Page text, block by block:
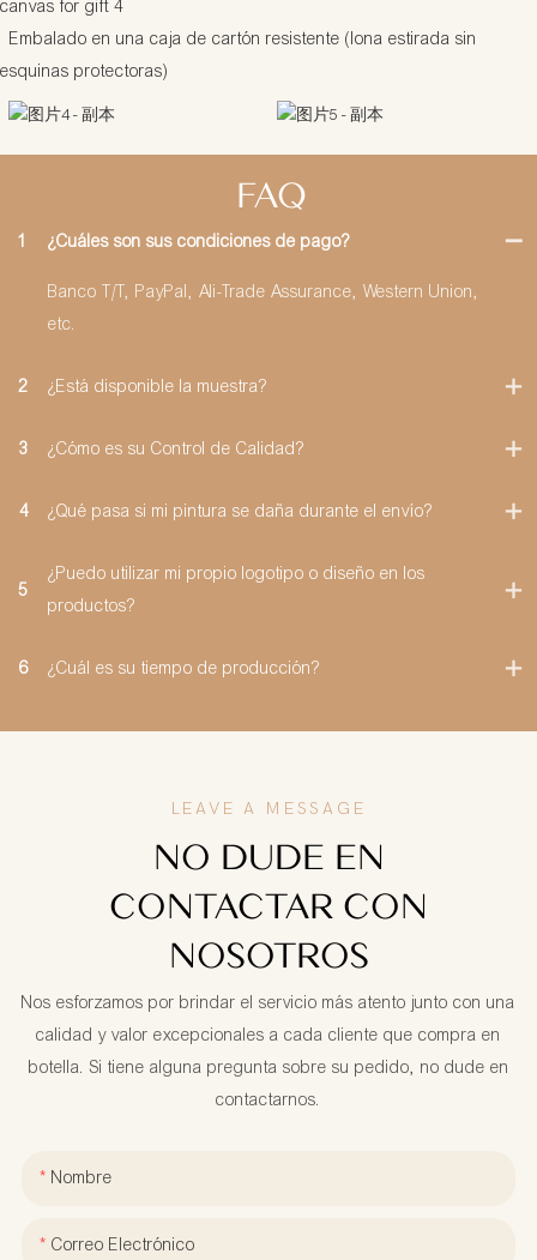
Embalado en una caja de cartón resistente (lona estirada sin
esquinas protectoras)
FAQ
1 ¿Cuáles son sus condiciones de pago?
Banco T/T, PayPal, Ali-Trade Assurance, Western Union,
etc.
2 ¿Está disponible la muestra?
3 ¿Cómo es su Control de Calidad?
4 ¿Qué pasa si mi pintura se daña durante el envío?
5
¿Puedo utilizar mi propio logotipo o diseño en los
productos?
6 ¿Cuál es su tiempo de producción?
LEAVE A MESSAGE
NO DUDE EN
CONTACTAR CON
NOSOTROS
Nos esforzamos por brindar el servicio más atento junto con una
calidad y valor excepcionales a cada cliente que compra en
botella. Si tiene alguna pregunta sobre su pedido, no dude en
contactarnos.
Nombre
Correo Electrónico